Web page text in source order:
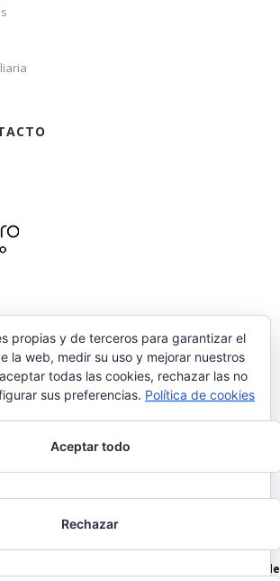
98
- hola@carloscastrofotografo.com -
Vídeo de
propias y de terceros para garantizar el
la web, medir su uso y mejorar nuestros
todas las cookies, rechazar las no
sus preferencias. Política de cookies
Aceptar todo
Rechazar